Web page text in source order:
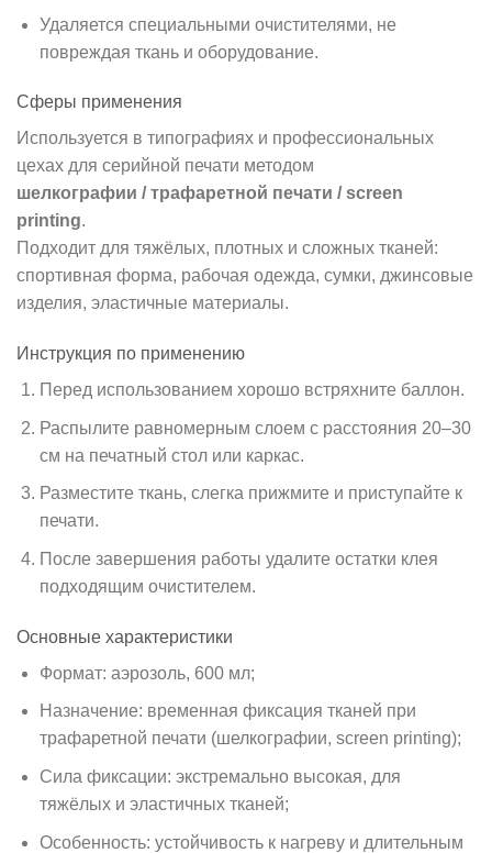
Удаляется специальными очистителями, не
повреждая ткань и оборудование.
Сферы применения
Используется в типографиях и профессиональных
цехах для серийной печати методом
шелкографии / трафаретной печати / screen
printing.
Подходит для тяжёлых, плотных и сложных тканей:
спортивная форма, рабочая одежда, сумки, джинсовые
изделия, эластичные материалы.
Инструкция по применению
Перед использованием хорошо встряхните баллон.
Распылите равномерным слоем с расстояния 20–30
см на печатный стол или каркас.
Разместите ткань, слегка прижмите и приступайте к
печати.
После завершения работы удалите остатки клея
подходящим очистителем.
Основные характеристики
Формат: аэрозоль, 600 мл;
Назначение: временная фиксация тканей при
трафаретной печати (шелкографии, screen printing);
Сила фиксации: экстремально высокая, для
тяжёлых и эластичных тканей;
Особенность: устойчивость к нагреву и длительным